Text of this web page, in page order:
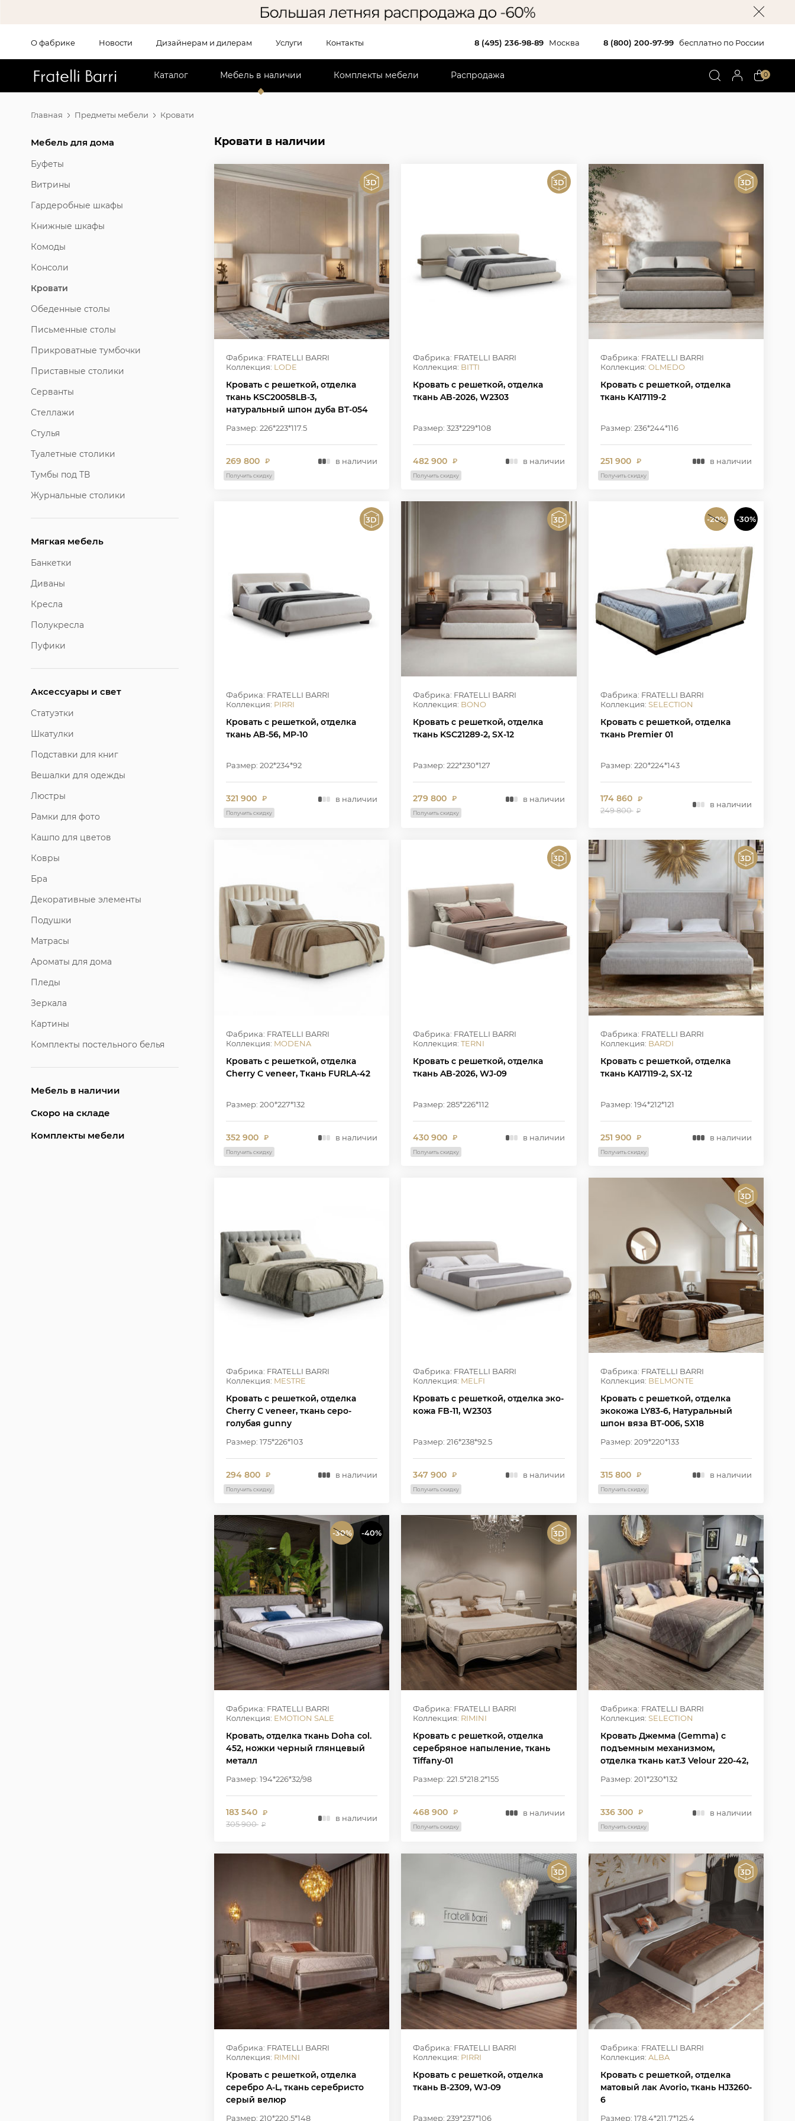
О фабрике Новости Дизайнерам и дилерам Услуги Контакты 8 (495) 236-98-89 Москва 8 (800) 200-97-99 бесплатно по России
Каталог Мебель в наличии Комплекты мебели Распродажа 0
Главная Предметы мебели Кровати
Мебель для дома
Буфеты
Витрины
Гардеробные шкафы
Книжные шкафы
Комоды
Консоли
Кровати
Обеденные столы
Письменные столы
Прикроватные тумбочки
Приставные столики
Серванты
Стеллажи
Стулья
Туалетные столики
Тумбы под ТВ
Журнальные столики
Мягкая мебель
Банкетки
Диваны
Кресла
Полукресла
Пуфики
Аксессуары и свет
Статуэтки
Шкатулки
Подставки для книг
Вешалки для одежды
Люстры
Рамки для фото
Кашпо для цветов
Ковры
Бра
Декоративные элементы
Подушки
Матрасы
Ароматы для дома
Пледы
Зеркала
Картины
Комплекты постельного белья
Мебель в наличии
Скоро на складе
Комплекты мебели
Кровати в наличии
Фабрика: FRATELLI BARRI
Коллекция: LODE
Кровать с решеткой, отделка
ткань KSC20058LB-3,
натуральный шпон дуба BT-054
Размер: 226*223*117.5
269 800 ₽ в наличии
Получить скидку
Фабрика: FRATELLI BARRI
Коллекция: BITTI
Кровать с решеткой, отделка
ткань AB-2026, W2303
Размер: 323*229*108
482 900 ₽ в наличии
Получить скидку
Фабрика: FRATELLI BARRI
Коллекция: OLMEDO
Кровать с решеткой, отделка
ткань KA17119-2
Размер: 236*244*116
251 900 ₽ в наличии
Получить скидку
Фабрика: FRATELLI BARRI
Коллекция: PIRRI
Кровать с решеткой, отделка
ткань AB-56, MP-10
Размер: 202*234*92
321 900 ₽ в наличии
Получить скидку
Фабрика: FRATELLI BARRI
Коллекция: BONO
Кровать с решеткой, отделка
ткань KSC21289-2, SX-12
Размер: 222*230*127
279 800 ₽ в наличии
Получить скидку
-20% -30%
Фабрика: FRATELLI BARRI
Коллекция: SELECTION
Кровать с решеткой, отделка
ткань Premier 01
Размер: 220*224*143
174 860 ₽
249 800 ₽
в наличии
Фабрика: FRATELLI BARRI
Коллекция: MODENA
Кровать с решеткой, отделка
Cherry C veneer, Ткань FURLA-42
Размер: 200*227*132
352 900 ₽ в наличии
Получить скидку
Фабрика: FRATELLI BARRI
Коллекция:TERNI
Кровать с решеткой, отделка
ткань AB-2026, WJ-09
Размер: 285*226*112
430 900 ₽ в наличии
Получить скидку
Фабрика: FRATELLI BARRI
Коллекция: BARDI
Кровать с решеткой, отделка
ткань KA17119-2, SX-12
Размер: 194*212*121
251 900 ₽ в наличии
Получить скидку
Фабрика: FRATELLI BARRI
Коллекция: MESTRE
Кровать с решеткой, отделка
Cherry C veneer, ткань серо-
голубая gunny
Размер: 175*226*103
294 800 ₽ в наличии
Получить скидку
Фабрика: FRATELLI BARRI
Коллекция: MELFI
Кровать с решеткой, отделка эко-
кожа FB-11, W2303
Размер: 216*238*92.5
347 900 ₽ в наличии
Получить скидку
Фабрика: FRATELLI BARRI
Коллекция: BELMONTE
Кровать с решеткой, отделка
экокожа LY83-6, Натуральный
шпон вяза BT-006, SX18
Размер: 209*220*133
315 800 ₽ в наличии
Получить скидку
-30% -40%
Фабрика: FRATELLI BARRI
Коллекция: EMOTION SALE
Кровать, отделка ткань Doha col.
452, ножки черный глянцевый
металл
Размер: 194*226*32/98
183 540 ₽
305 900 ₽
в наличии
Фабрика: FRATELLI BARRI
Коллекция: RIMINI
Кровать с решеткой, отделка
серебряное напыление, ткань
Tiffany-01
Размер: 221.5*218.2*155
468 900 ₽ в наличии
Получить скидку
Фабрика: FRATELLI BARRI
Коллекция: SELECTION
Кровать Джемма (Gemma) с
подъемным механизмом,
отделка ткань кат.3 Velour 220-42,
Размер: 201*230*132
336 300 ₽ в наличии
Получить скидку
Фабрика: FRATELLI BARRI
Коллекция: RIMINI
Кровать с решеткой, отделка
серебро A-L, ткань серебристо
серый велюр
Размер: 210*220.5*148
Фабрика: FRATELLI BARRI
Коллекция: PIRRI
Кровать с решеткой, отделка
ткань B-2309, WJ-09
Размер: 239*237*106
Фабрика: FRATELLI BARRI
Коллекция: ALBA
Кровать с решеткой, отделка
матовый лак Avorio, ткань HJ3260-
6
Размер: 178.4*211.7*125.4